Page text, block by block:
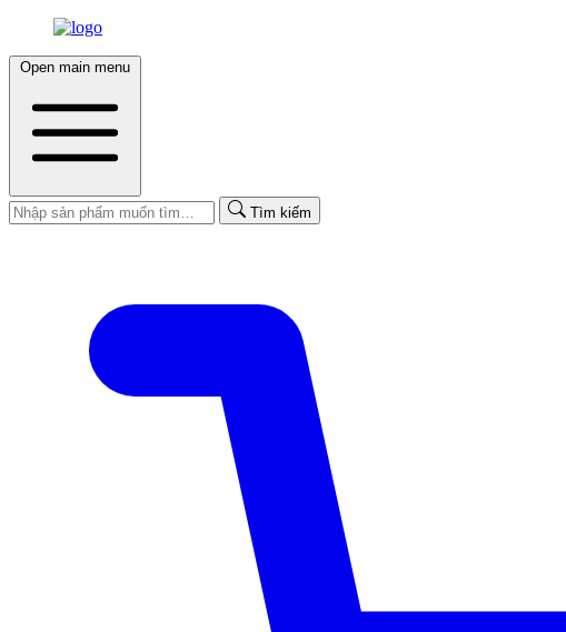
Open main menu
Tìm kiếm